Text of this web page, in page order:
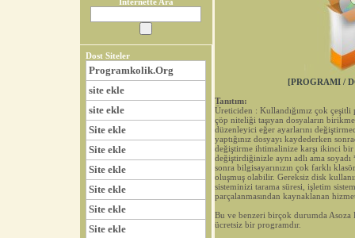
Dost Siteler
Programkolik.Org
site ekle
site ekle
Site ekle
Site ekle
Site ekle
Site ekle
Site ekle
Site ekle
[PROGRAMI /
Tanıtım:
Üreticiden : Kullandığımız çok
çöp niteliği taşıyan dosyaların
düzenleyici eğer ayarlarını
yaptığınız dosyayı kaydederken
değiştirme ihtimalinize karşı ikinci
değiştirdiğinizle aynı adlı ama
sonra bilgisayarınızın çok farklı
oluşmuş olabilir. Gereksiz disk
sisteminizi tarama süresi, işletim
parçalanmasından kaynaklanan
Bu ve benzeri birçok durumda Asoza
ücretsiz bir programdır.